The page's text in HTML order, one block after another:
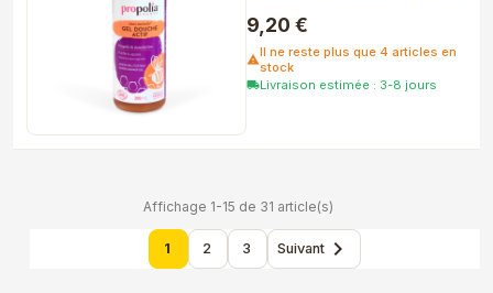
9,20 €
warningIl ne reste plus que 4 articles en
stock
local_shippingLivraison estimée : 3-8 jours
Affichage 1-15 de 31 article(s)
1 2 3 Suivant 